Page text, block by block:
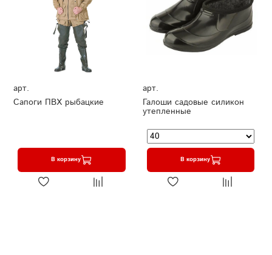
арт.
Сапоги ПВХ рыбацкие
В корзину
арт.
Галоши садовые силикон
утепленные
В корзину